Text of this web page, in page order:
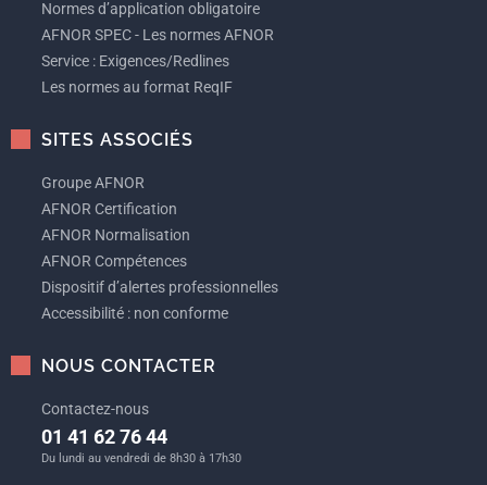
Normes d’application obligatoire
AFNOR SPEC - Les normes AFNOR
Service : Exigences/Redlines
Les normes au format ReqIF
SITES ASSOCIÉS
Groupe AFNOR
AFNOR Certification
AFNOR Normalisation
AFNOR Compétences
Dispositif d’alertes professionnelles
Accessibilité : non conforme
NOUS CONTACTER
Contactez-nous
01 41 62 76 44
Du lundi au vendredi de 8h30 à 17h30